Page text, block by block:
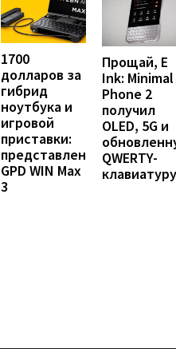
1700
долларов за
гибрид
ноутбука и
игровой
приставки:
представлен
GPD WIN Max
3
Прощай, E
Ink: Minimal
Phone 2
получил
OLED, 5G и
QWERTY-
клавиатуру